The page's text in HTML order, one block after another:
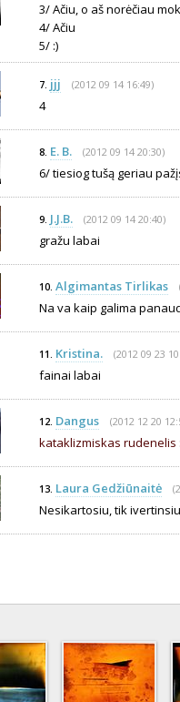
3/ Ačiu, o aš norėčiau
4/ Ačiu
5/ :)
7. jjj (2012 09 14 16:49)
4
8. E. B. (2012 09 14 20:30)
6/ tiesiog tušą geriau
9. J.J.B. (2012 09 14 20:40)
gražu labai
10. Algimantas Tirlikas
Na va kaip galima
11. Kristina. (2012 09 23
fainai labai
12. Dangus (2012 12 20
kataklizmiskas rudenelis
13. Laura Gedžiūnaitė
Nesikartosiu, tik ivertinsiu